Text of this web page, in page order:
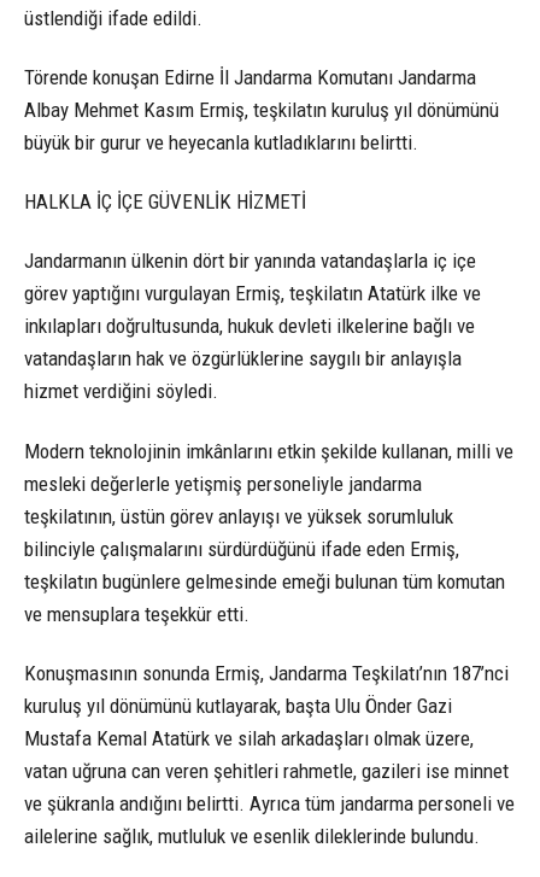
üstlendiği ifade edildi.
Törende konuşan Edirne İl Jandarma Komutanı Jandarma
Albay Mehmet Kasım Ermiş, teşkilatın kuruluş yıl dönümünü
büyük bir gurur ve heyecanla kutladıklarını belirtti.
HALKLA İÇ İÇE GÜVENLİK HİZMETİ
Jandarmanın ülkenin dört bir yanında vatandaşlarla iç içe
görev yaptığını vurgulayan Ermiş, teşkilatın Atatürk ilke ve
inkılapları doğrultusunda, hukuk devleti ilkelerine bağlı ve
vatandaşların hak ve özgürlüklerine saygılı bir anlayışla
hizmet verdiğini söyledi.
Modern teknolojinin imkânlarını etkin şekilde kullanan, milli ve
mesleki değerlerle yetişmiş personeliyle jandarma
teşkilatının, üstün görev anlayışı ve yüksek sorumluluk
bilinciyle çalışmalarını sürdürdüğünü ifade eden Ermiş,
teşkilatın bugünlere gelmesinde emeği bulunan tüm komutan
ve mensuplara teşekkür etti.
Konuşmasının sonunda Ermiş, Jandarma Teşkilatı’nın 187’nci
kuruluş yıl dönümünü kutlayarak, başta Ulu Önder Gazi
Mustafa Kemal Atatürk ve silah arkadaşları olmak üzere,
vatan uğruna can veren şehitleri rahmetle, gazileri ise minnet
ve şükranla andığını belirtti. Ayrıca tüm jandarma personeli ve
ailelerine sağlık, mutluluk ve esenlik dileklerinde bulundu.